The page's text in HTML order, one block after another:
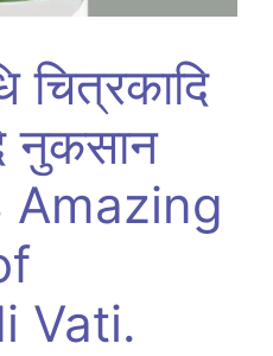
चित्रकादि
नुकसान
Amazing
Vati.